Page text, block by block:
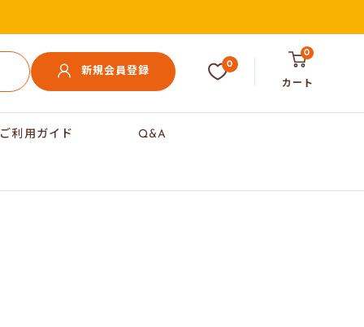
新規会員登録
0
0
カート
ご利用ガイド Q&A